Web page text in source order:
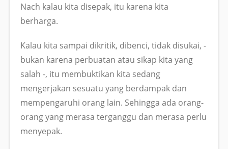
Nach kalau kita disepak, itu karena kita
berharga.
Kalau kita sampai dikritik, dibenci, tidak disukai, -
bukan karena perbuatan atau sikap kita yang
salah -, itu membuktikan kita sedang
mengerjakan sesuatu yang berdampak dan
mempengaruhi orang lain. Sehingga ada orang-
orang yang merasa terganggu dan merasa perlu
menyepak.